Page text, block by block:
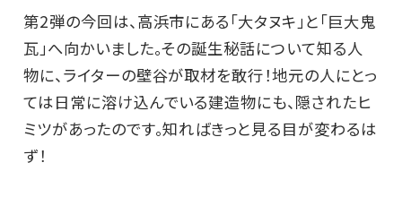
第2弾の今回は、高浜市にある「大タヌキ」と「巨大鬼
瓦」へ向かいました。その誕生秘話について知る人
物に、ライターの壁谷が取材を敢行！地元の人にとっ
ては日常に溶け込んでいる建造物にも、隠されたヒ
ミツがあったのです。知ればきっと見る目が変わるは
ず！